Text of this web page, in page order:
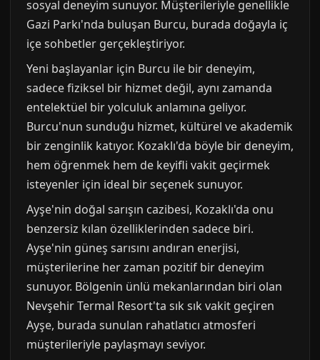
sosyal deneyim sunuyor. Müşterileriyle genellikle
Gazi Parkı'nda buluşan Burcu, burada doğayla iç
içe sohbetler gerçekleştiriyor.
Yeni başlayanlar için Burcu ile bir deneyim,
sadece fiziksel bir hizmet değil, aynı zamanda
entelektüel bir yolculuk anlamına geliyor.
Burcu'nun sunduğu hizmet, kültürel ve akademik
bir zenginlik katıyor. Kozaklı'da böyle bir deneyim,
hem öğrenmek hem de keyifli vakit geçirmek
isteyenler için ideal bir seçenek sunuyor.
Ayşe'nin doğal sarışın cazibesi, Kozaklı'da onu
benzersiz kılan özelliklerinden sadece biri.
Ayşe'nin güneş sarısını andıran enerjisi,
müşterilerine her zaman pozitif bir deneyim
sunuyor. Bölgenin ünlü mekanlarından biri olan
Nevşehir Termal Resort'ta sık sık vakit geçiren
Ayşe, burada sunulan rahatlatıcı atmosferi
müşterileriyle paylaşmayı seviyor.